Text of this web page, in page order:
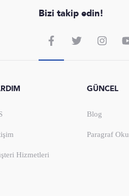
Bizi takip edin!
Hizmetleri
GÜNCEL
Blog
Paragraf Oku